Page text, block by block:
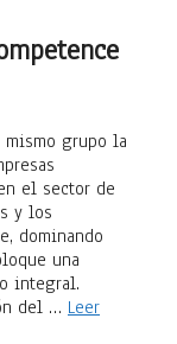
mismo grupo la
el sector de
y los
dominando
una
integral.
del … Leer